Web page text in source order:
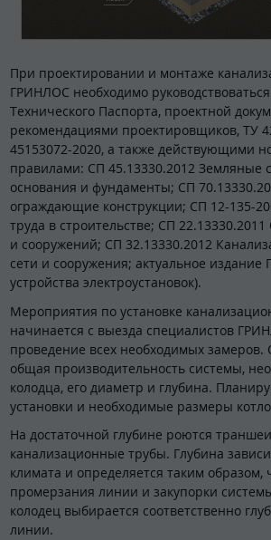
При проектировании и монтаже
ГРИНЛОС необходимо
Технического Паспорта, проектной
рекомендациями проектировщиков, ТУ
45153072-2020, а также действующими
правилами: СП 45.13330.2012 Земляные
основания и фундаменты; СП
ограждающие конструкции; СП 12-135-
труда в строительстве; СП
и сооружений; СП 32.13330.2012
сети и сооружения; актуальное издание
устройства электроустановок).
Мероприятия по установке
начинается с выезда специалистов
проведение всех необходимых замеров.
общая производительность системы,
колодца, его диаметр и глубина.
установки и необходимые размеры
На достаточной глубине роются
канализационные трубы. Глубина
климата и определяется таким образом,
промерзания линии и закупорки
колодец выбирается соответственно
линии.